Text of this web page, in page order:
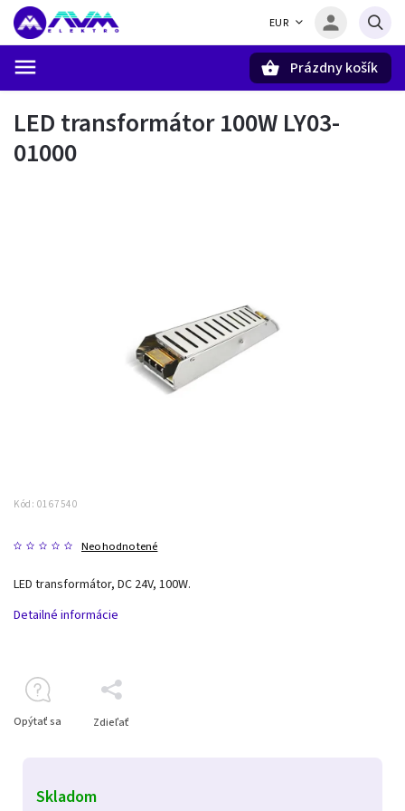
EUR
Prázdny košík
LED transformátor 100W LY03-
01000
Kód: 0167540
Neohodnotené
Skladom
LED transformátor, DC 24V, 100W.
Detailné informácie
Opýtať sa Zdieľať